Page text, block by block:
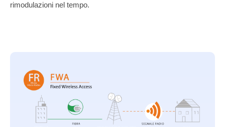
rimodulazioni nel tempo.